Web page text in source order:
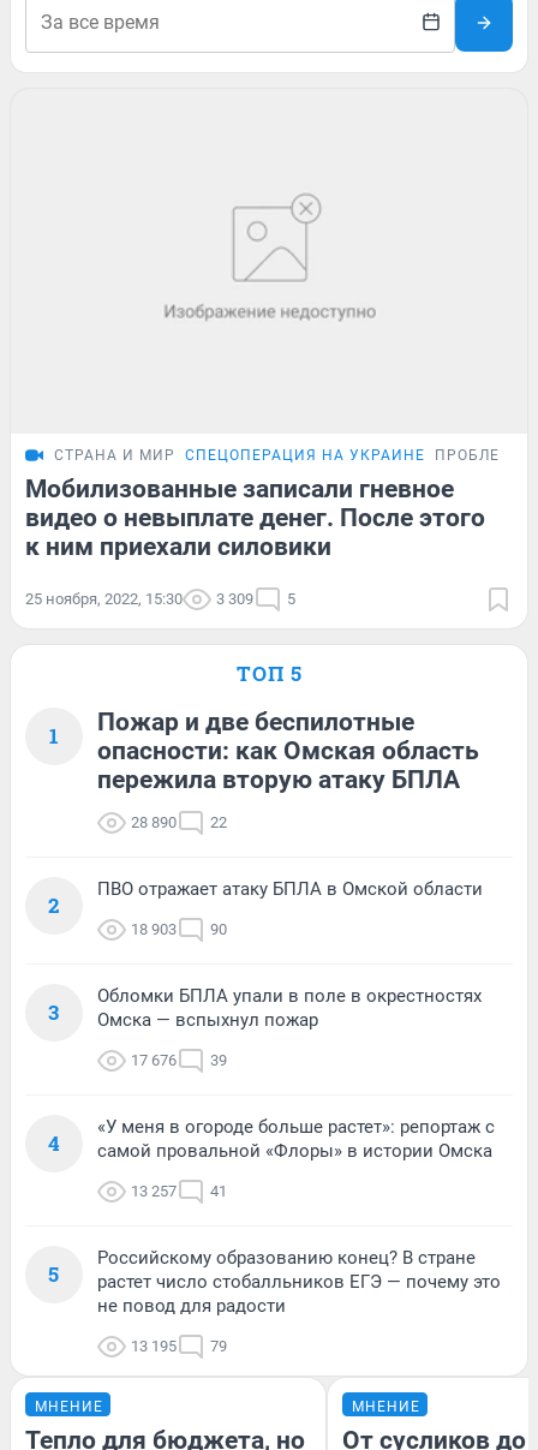
СТРАНА И МИР СПЕЦОПЕРАЦИЯ НА УКРАИНЕ ПРОБЛЕМА
Мобилизованные записали гневное
видео о невыплате денег. После этого
к ним приехали силовики
25 ноября, 2022, 15:30 3 309 5
ТОП 5
1
Пожар и две беспилотные
опасности: как Омская область
пережила вторую атаку БПЛА
28 890 22
2
ПВО отражает атаку БПЛА в Омской области
18 903 90
3
Обломки БПЛА упали в поле в окрестностях
Омска — вспыхнул пожар
17 676 39
4
«У меня в огороде больше растет»: репортаж с
самой провальной «Флоры» в истории Омска
13 257 41
5
Российскому образованию конец? В стране
растет число стобалльников ЕГЭ — почему это
не повод для радости
13 195 79
МНЕНИЕ
Тепло для бюджета, но
МНЕНИЕ
От сусликов до